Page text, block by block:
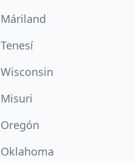
Máriland
Tenesí
Wisconsin
Misuri
Oregón
Oklahoma